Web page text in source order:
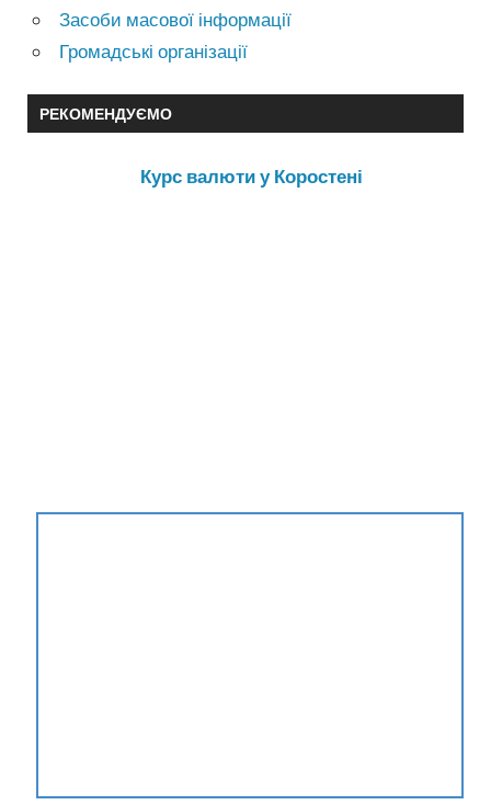
Засоби масової інформації
Громадські організації
РЕКОМЕНДУЄМО
Курс валюти у Коростені